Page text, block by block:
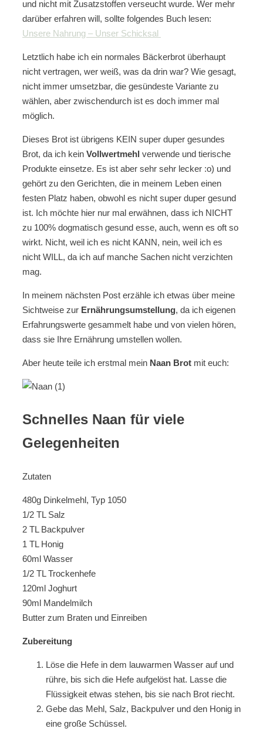
und nicht mit Zusatzstoffen verseucht wurde. Wer mehr
darüber erfahren will, sollte folgendes Buch lesen:
Unsere Nahrung – Unser Schicksal
Letztlich habe ich ein normales Bäckerbrot überhaupt
nicht vertragen, wer weiß, was da drin war? Wie gesagt,
nicht immer umsetzbar, die gesündeste Variante zu
wählen, aber zwischendurch ist es doch immer mal
möglich.
Dieses Brot ist übrigens KEIN super duper gesundes
Brot, da ich kein Vollwertmehl verwende und tierische
Produkte einsetze. Es ist aber sehr sehr lecker :o) und
gehört zu den Gerichten, die in meinem Leben einen
festen Platz haben, obwohl es nicht super duper gesund
ist. Ich möchte hier nur mal erwähnen, dass ich NICHT
zu 100% dogmatisch gesund esse, auch, wenn es oft so
wirkt. Nicht, weil ich es nicht KANN, nein, weil ich es
nicht WILL, da ich auf manche Sachen nicht verzichten
mag.
In meinem nächsten Post erzähle ich etwas über meine
Sichtweise zur Ernährungsumstellung, da ich eigenen
Erfahrungswerte gesammelt habe und von vielen hören,
dass sie Ihre Ernährung umstellen wollen.
Aber heute teile ich erstmal mein Naan Brot mit euch:
Schnelles Naan für viele
Gelegenheiten
Zutaten
480g Dinkelmehl, Typ 1050
1/2 TL Salz
2 TL Backpulver
1 TL Honig
60ml Wasser
1/2 TL Trockenhefe
120ml Joghurt
90ml Mandelmilch
Butter zum Braten und Einreiben
Zubereitung
Löse die Hefe in dem lauwarmen Wasser auf und
rühre, bis sich die Hefe aufgelöst hat. Lasse die
Flüssigkeit etwas stehen, bis sie nach Brot riecht.
Gebe das Mehl, Salz, Backpulver und den Honig in
eine große Schüssel.